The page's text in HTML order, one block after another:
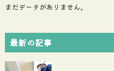
まだデータがありません。
最新の記事